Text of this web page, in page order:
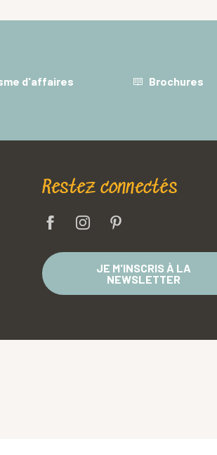
d'affaires Brochures
Restez connectés
JE M'INSCRIS À LA
NEWSLETTER